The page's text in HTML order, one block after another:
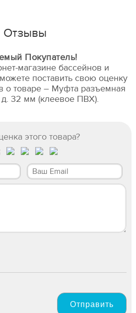
Отзывы
Покупатель!
магазине бассейнов и
поставить свою оценку
о товаре – Муфта разъемная
д. 32 мм (клеевое ПВХ).
этого товара?
Отправить